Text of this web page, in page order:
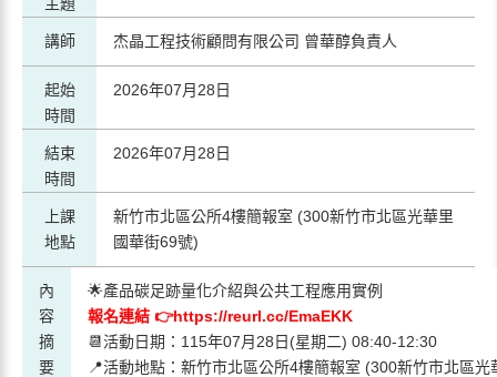
講師 杰晶工程技術顧問有限公司 曾華醇負責人
起始
時間
2026年07月28日
結束
時間
2026年07月28日
上課
地點
新竹市北區公所4樓簡報室 (300新竹市北區光華里
國華街69號)
內
容
摘
要
🌟產品碳足跡量化介紹與公共工程應用實例
報名連結 👉https://reurl.cc/EmaEKK
📆活動日期：115年07月28日(星期二) 08:40-12:30
📍活動地點：新竹市北區公所4樓簡報室 (300新竹市北區光